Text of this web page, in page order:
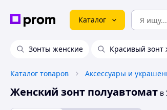
Каталог
Зонты женские Красивый зонт
Каталог товаров Аксессуары и
Женский зонт полуавтомат в